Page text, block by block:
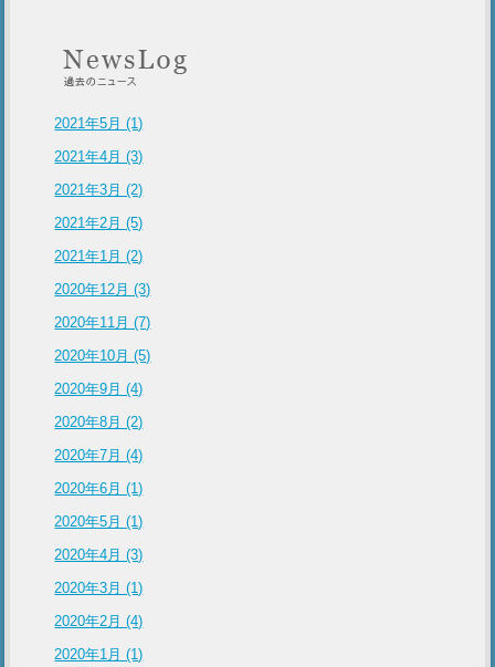
2021年5月 (1)
2021年4月 (3)
2021年3月 (2)
2021年2月 (5)
2021年1月 (2)
2020年12月 (3)
2020年11月 (7)
2020年10月 (5)
2020年9月 (4)
2020年8月 (2)
2020年7月 (4)
2020年6月 (1)
2020年5月 (1)
2020年4月 (3)
2020年3月 (1)
2020年2月 (4)
2020年1月 (1)